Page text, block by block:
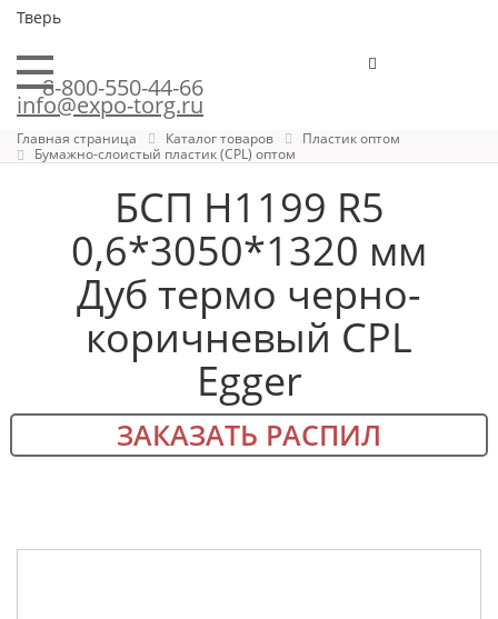
Тверь
8-800-550-44-66
info@expo-torg.ru
Главная страница Каталог товаров
Пластик оптом
Бумажно-слоистый пластик (CPL) оптом
БСП H1199 R5
0,6*3050*1320 мм
Дуб термо черно-
коричневый CPL
Egger
ЗАКАЗАТЬ РАСПИЛ